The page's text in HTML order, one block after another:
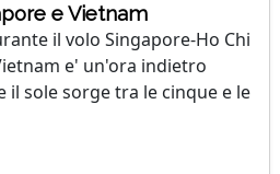
e Vietnam
il volo Singapore-Ho Chi
e' un'ora indietro
il sole sorge tra le cinque e le